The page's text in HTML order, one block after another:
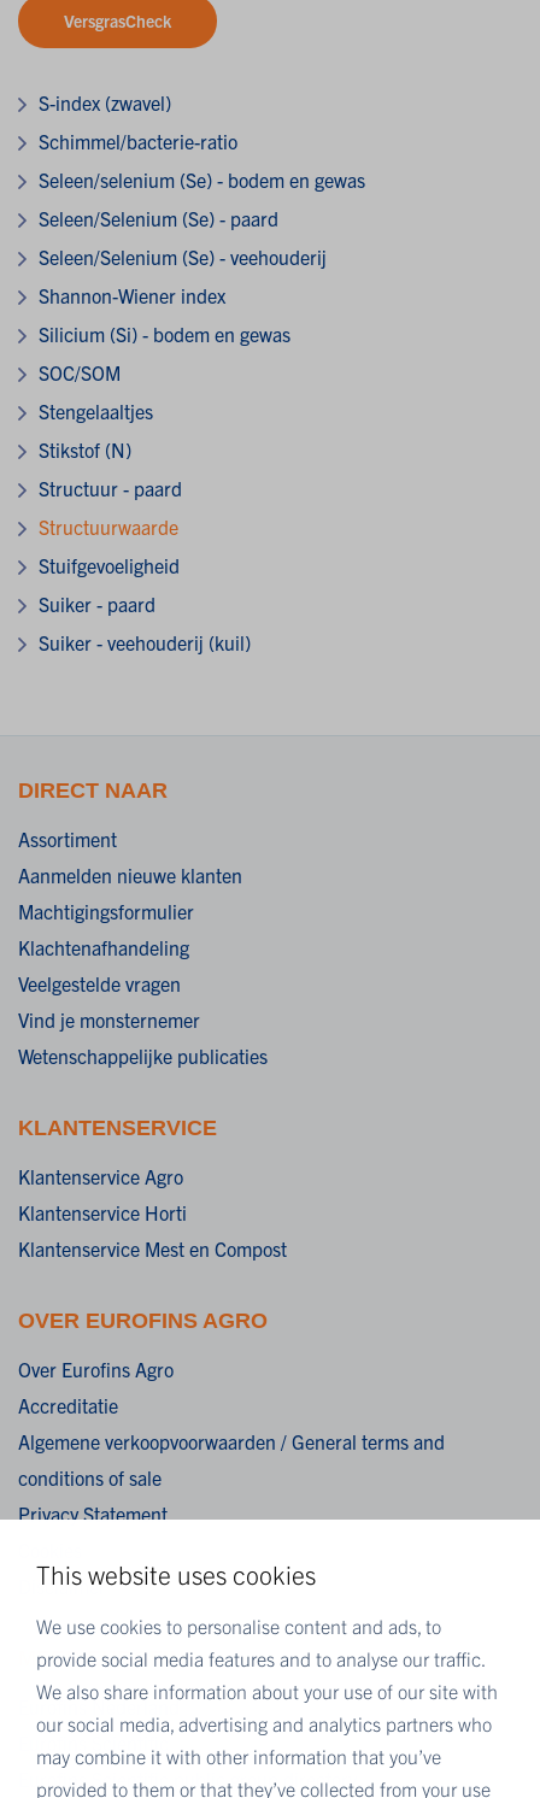
This website uses cookies
We use cookies to personalise content and ads, to
provide social media features and to analyse our traffic.
We also share information about your use of our site with
our social media, advertising and analytics partners who
may combine it with other information that you’ve
provided to them or that they’ve collected from your use
VersgrasCheck
S-index (zwavel)
Schimmel/bacterie-ratio
Seleen/selenium (Se) - bodem en gewas
Seleen/Selenium (Se) - paard
Seleen/Selenium (Se) - veehouderij
Shannon-Wiener index
Silicium (Si) - bodem en gewas
SOC/SOM
Stengelaaltjes
Stikstof (N)
Structuur - paard
Structuurwaarde
Stuifgevoeligheid
Suiker - paard
Suiker - veehouderij (kuil)
DIRECT NAAR
Assortiment
Aanmelden nieuwe klanten
Machtigingsformulier
Klachtenafhandeling
Veelgestelde vragen
Vind je monsternemer
Wetenschappelijke publicaties
KLANTENSERVICE
Klantenservice Agro
Klantenservice Horti
Klantenservice Mest en Compost
OVER EUROFINS AGRO
Over Eurofins Agro
Accreditatie
Algemene verkoopvoorwaarden / General terms and
conditions of sale
Privacy Statement
Disclaimer
MEER EUROFINS
Eurofins Nederland
Eurofins Scientific public group directory